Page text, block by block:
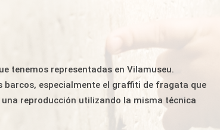
tenemos representadas en Vilamuseu.
barcos, especialmente el graffiti de fragata que
reproducción utilizando la misma técnica